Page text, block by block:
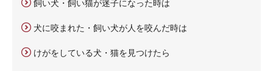
飼い犬・飼い猫が迷子になった時は
犬に咬まれた・飼い犬が人を咬んだ時は
けがをしている犬・猫を見つけたら